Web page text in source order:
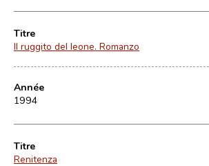
Titre
Il ruggito del leone. Romanzo
Année
1994
Titre
Renitenza